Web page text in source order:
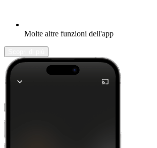
Molte altre funzioni dell'app